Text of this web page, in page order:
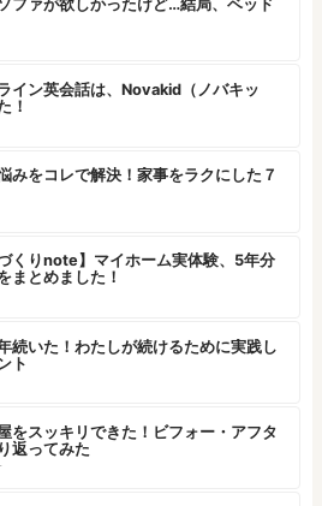
ファが欲しかったけど…結局、ベッド
イン英会話は、Novakid（ノバキッ
！
みをコレで解決！家事をラクにした７
づくりnote】マイホーム実体験、5年分
まとめました！
続いた！わたしが続けるために実践し
ト
をスッキリできた！ビフォー・アフタ
返ってみた